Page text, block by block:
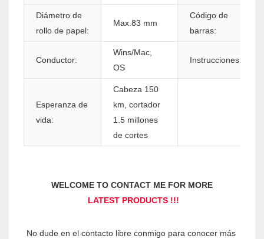
Diámetro de
rollo de papel:
Max.83 mm
Código de
barras:
Conductor:
Wins/Mac,
OS
Instrucciones:
Esperanza de
vida:
Cabeza 150
km, cortador
1.5 millones
de cortes
No dude en el contacto libre conmigo para conocer más